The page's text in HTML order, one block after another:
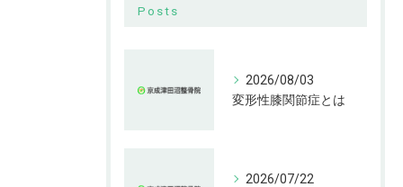
Posts
2026/08/03
変形性膝関節症とは
2026/07/22